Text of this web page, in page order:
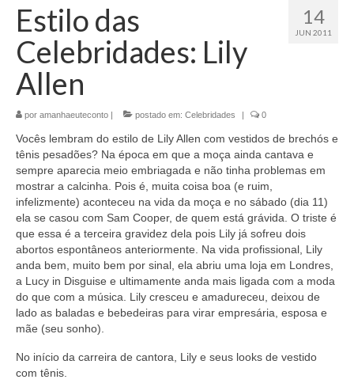
14
JUN 2011
Estilo das
Celebridades: Lily
Allen
por amanhaeuteconto | postado em: Celebridades | 0
Vocês lembram do estilo de Lily Allen com vestidos de brechós e
tênis pesadões? Na época em que a moça ainda cantava e
sempre aparecia meio embriagada e não tinha problemas em
mostrar a calcinha. Pois é, muita coisa boa (e ruim,
infelizmente) aconteceu na vida da moça e no sábado (dia 11)
ela se casou com Sam Cooper, de quem está grávida. O triste é
que essa é a terceira gravidez dela pois Lily já sofreu dois
abortos espontâneos anteriormente. Na vida profissional, Lily
anda bem, muito bem por sinal, ela abriu uma loja em Londres,
a Lucy in Disguise e ultimamente anda mais ligada com a moda
do que com a música. Lily cresceu e amadureceu, deixou de
lado as baladas e bebedeiras para virar empresária, esposa e
mãe (seu sonho).
No início da carreira de cantora, Lily e seus looks de vestido
com tênis.